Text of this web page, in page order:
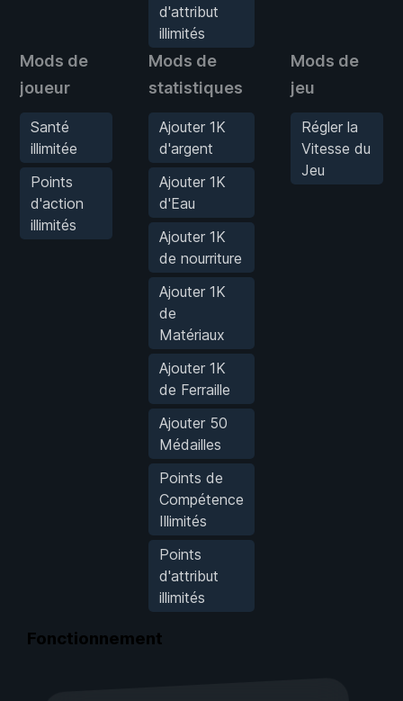
d'attribut
illimités
Mods de
joueur
Santé
illimitée
Points
d'action
illimités
Mods de
statistiques
Ajouter 1K
d'argent
Ajouter 1K
d'Eau
Ajouter 1K
de nourriture
Ajouter 1K
de
Matériaux
Ajouter 1K
de Ferraille
Ajouter 50
Médailles
Points de
Compétence
Illimités
Points
d'attribut
illimités
Mods de
jeu
Régler la
Vitesse du
Jeu
Fonctionnement